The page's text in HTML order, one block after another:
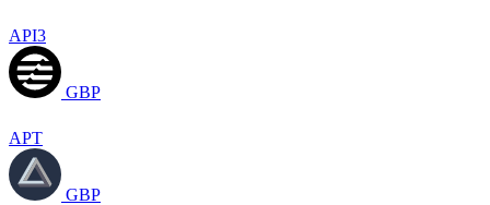
API3
GBP
APT
GBP